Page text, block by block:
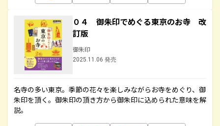
０４ 御朱印でめぐる東京のお寺 改
訂版
御朱印
2025.11.06 発売
名寺の多い東京。季節の花々を楽しみながらお寺をめぐり、御
朱印を頂く。御朱印の頂き方から御朱印に込められた意味を解
説。